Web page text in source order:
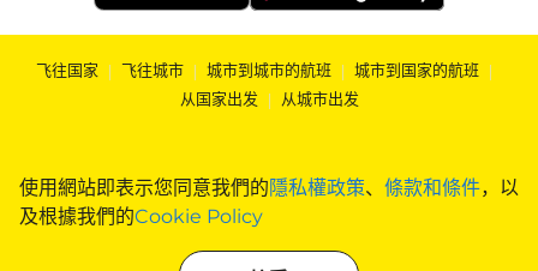
使用網站即表示您同意我們的隱私權政策、 條款和條件，以
及根據我們的Cookie Policy
飞往国家 | 飞往城市 | 城市到城市的航班 | 城市到国家的航班 |
从国家出发 | 从城市出发